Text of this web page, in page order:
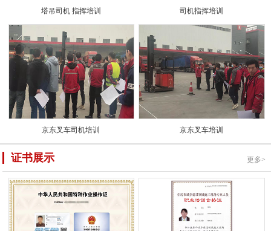
塔吊司机 指挥培训 司机指挥培训
京东叉车司机培训 京东叉车培训
证书展示 更多>